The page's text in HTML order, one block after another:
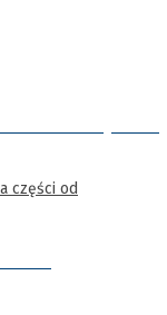
części od